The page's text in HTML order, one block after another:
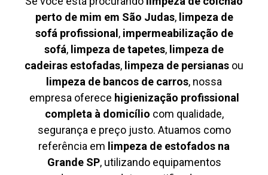
perto de mim em São Judas, limpeza de
sofá profissional , impermeabilização de
sofá, limpeza de tapetes, limpeza de
cadeiras estofadas, limpeza de persianas ou
limpeza de bancos de carros, nossa
empresa oferece higienização profissional
completa à domicílio com qualidade,
segurança e preço justo. Atuamos como
referência em limpeza de estofados na
Grande SP, utilizando equipamentos